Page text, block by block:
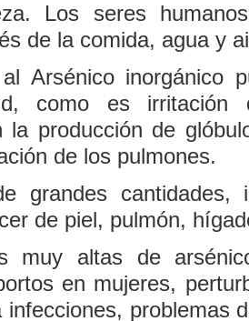
Los seres
de la comida, agua y
Arsénico inorgánico
como es irritación
la producción de
de los pulmones.
grandes cantidades,
de piel, pulmón,
muy altas de
en mujeres,
infecciones, problemas